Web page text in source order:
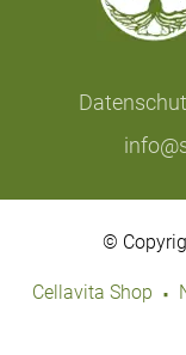
©
Cellavita Shop ·